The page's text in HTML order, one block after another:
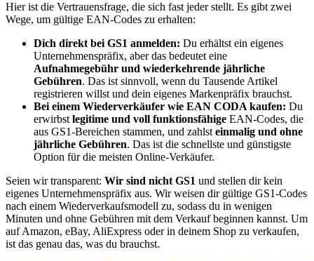
Hier ist die Vertrauensfrage, die sich fast jeder stellt. Es gibt zwei
Wege, um gültige EAN-Codes zu erhalten:
Dich direkt bei GS1 anmelden: Du erhältst ein eigenes
Unternehmenspräfix, aber das bedeutet eine
Aufnahmegebühr und wiederkehrende jährliche
Gebühren. Das ist sinnvoll, wenn du Tausende Artikel
registrieren willst und dein eigenes Markenpräfix brauchst.
Bei einem Wiederverkäufer wie EAN CODA kaufen: Du
erwirbst legitime und voll funktionsfähige EAN-Codes, die
aus GS1-Bereichen stammen, und zahlst einmalig und ohne
jährliche Gebühren. Das ist die schnellste und günstigste
Option für die meisten Online-Verkäufer.
Seien wir transparent: Wir sind nicht GS1 und stellen dir kein
eigenes Unternehmenspräfix aus. Wir weisen dir gültige GS1-Codes
nach einem Wiederverkaufsmodell zu, sodass du in wenigen
Minuten und ohne Gebühren mit dem Verkauf beginnen kannst. Um
auf Amazon, eBay, AliExpress oder in deinem Shop zu verkaufen,
ist das genau das, was du brauchst.